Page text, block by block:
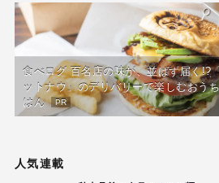
食べログ 百名店の味が、並ばず届く!?
ットナウ」のデリバリーで楽しむおう
はん
PR
人気連載